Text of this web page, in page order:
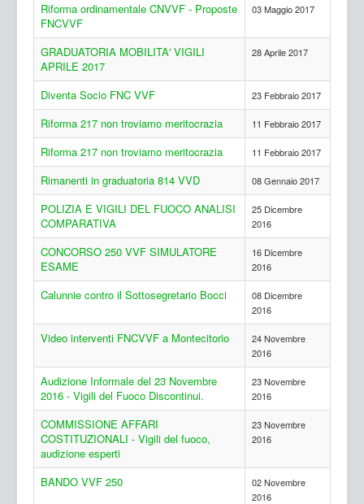
Riforma ordinamentale CNVVF - Proposte
FNCVVF
03 Maggio 2017
GRADUATORIA MOBILITA' VIGILI
APRILE 2017
28 Aprile 2017
Diventa Socio FNC VVF 23 Febbraio 2017
Riforma 217 non troviamo meritocrazia 11 Febbraio 2017
Riforma 217 non troviamo meritocrazia 11 Febbraio 2017
Rimanenti in graduatoria 814 VVD 08 Gennaio 2017
POLIZIA E VIGILI DEL FUOCO ANALISI
COMPARATIVA
25 Dicembre
2016
CONCORSO 250 VVF SIMULATORE
ESAME
16 Dicembre
2016
Calunnie contro il Sottosegretario Bocci
08 Dicembre
2016
Video interventi FNCVVF a Montecitorio
24 Novembre
2016
Audizione Informale del 23 Novembre
2016 - Vigili del Fuoco Discontinui.
23 Novembre
2016
COMMISSIONE AFFARI
COSTITUZIONALI - Vigili del fuoco,
audizione esperti
23 Novembre
2016
BANDO VVF 250
02 Novembre
2016